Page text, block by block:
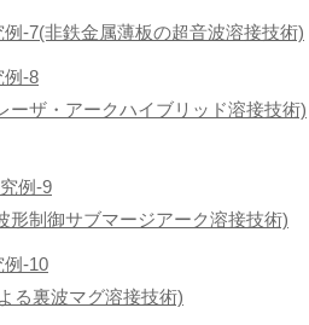
例-7(非鉄金属薄板の超音波溶接技術)
例-8
ーザ・アークハイブリッド溶接技術)
例-9
形制御サブマージアーク溶接技術)
例-10
る裏波マグ溶接技術)